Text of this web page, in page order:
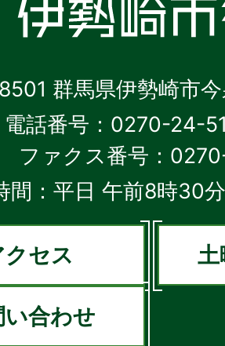
群馬県伊勢崎市
電話番号：0270-24-
ファクス番号：
間：平日 午前8時30
クセス 土
い合わせ